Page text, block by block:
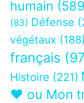
humain
(83) Défense
végétaux (188)
français
Histoire (221)
❤ ou Mon